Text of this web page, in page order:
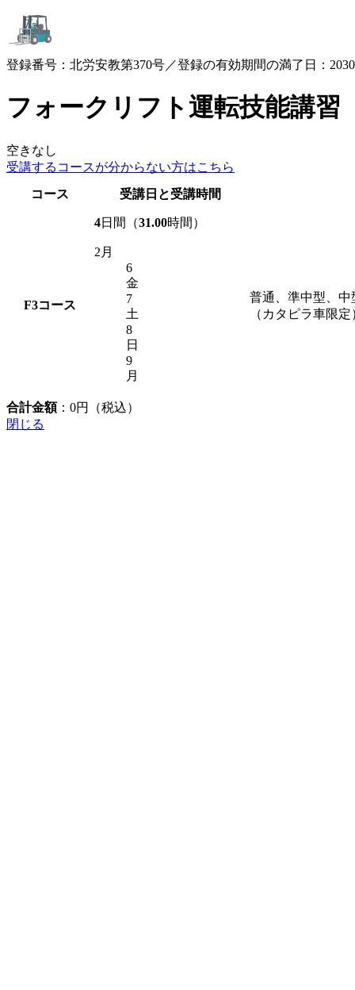
登録番号：北労安教第370号／登録の有効期間の満了日：
フォークリフト運転技能講習
空きなし
受講するコースが分からない方はこちら
コース
受講日と受講時間
F3コース
4日間（31.00時間）
2月
6
金
7
土
8
日
9
月
普通、準中型、
（カタピラ車限
合計金額： 0円（税込）
閉じる